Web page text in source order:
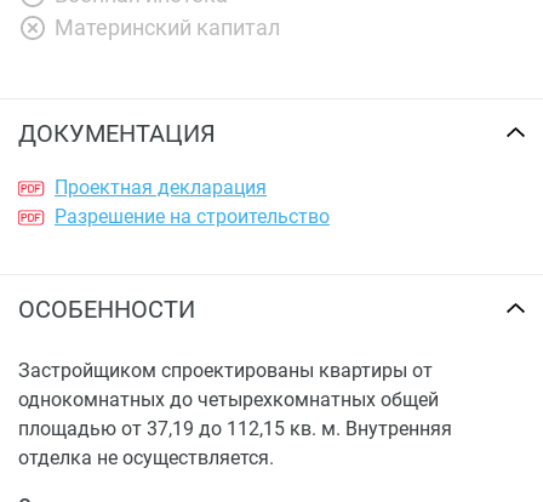
Материнский капитал
ДОКУМЕНТАЦИЯ
Проектная декларация
Разрешение на строительство
ОСОБЕННОСТИ
Застройщиком спроектированы квартиры от
однокомнатных до четырехкомнатных общей
площадью от 37,19 до 112,15 кв. м. Внутренняя
отделка не осуществляется.